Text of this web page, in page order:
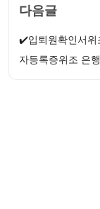
다음글
✔️입퇴원확인서위
자등록증위조 은